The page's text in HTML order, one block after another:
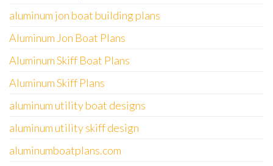
aluminum jon boat building plans
Aluminum Jon Boat Plans
Aluminum Skiff Boat Plans
Aluminum Skiff Plans
aluminum utility boat designs
aluminum utility skiff design
aluminumboatplans.com